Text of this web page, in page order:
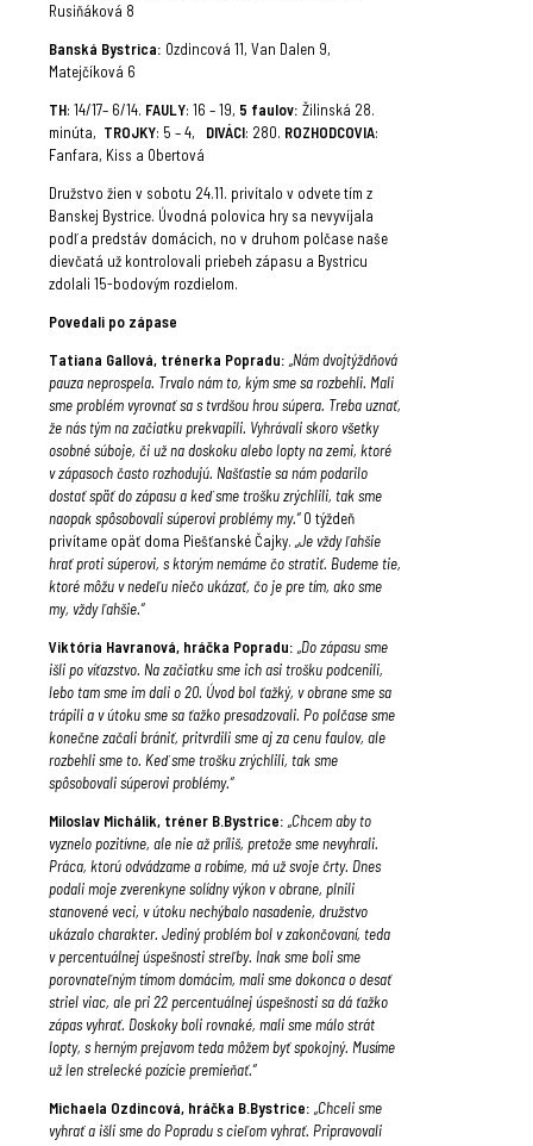
Rusiňáková 8
Banská Bystrica: Ozdincová 11, Van Dalen 9,
Matejčíková 6
TH: 14/17– 6/14. FAULY: 16 – 19, 5 faulov: Žilinská 28.
minúta, TROJKY: 5 – 4, DIVÁCI: 280. ROZHODCOVIA:
Fanfara, Kiss a Obertová
Družstvo žien v sobotu 24.11. privítalo v odvete tím z
Banskej Bystrice. Úvodná polovica hry sa nevyvíjala
podľa predstáv domácich, no v druhom polčase naše
dievčatá už kontrolovali priebeh zápasu a Bystricu
zdolali 15-bodovým rozdielom.
Povedali po zápase
Tatiana Gallová, trénerka Popradu: „Nám dvojtýždňová
pauza neprospela. Trvalo nám to, kým sme sa rozbehli. Mali
sme problém vyrovnať sa s tvrdšou hrou súpera. Treba uznať,
že nás tým na začiatku prekvapili. Vyhrávali skoro všetky
osobné súboje, či už na doskoku alebo lopty na zemi, ktoré
v zápasoch často rozhodujú. Našťastie sa nám podarilo
dostať späť do zápasu a keď sme trošku zrýchlili, tak sme
naopak spôsobovali súperovi problémy my.“O týždeň
privítame opäť doma Piešťanské Čajky. „Je vždy ľahšie
hrať proti súperovi, s ktorým nemáme čo stratiť. Budeme tie,
ktoré môžu v nedeľu niečo ukázať, čo je pre tím, ako sme
my, vždy ľahšie.“
Viktória Havranová, hráčka Popradu: „Do zápasu sme
išli po víťazstvo. Na začiatku sme ich asi trošku podcenili,
lebo tam sme im dali o 20. Úvod bol ťažký, v obrane sme sa
trápili a v útoku sme sa ťažko presadzovali. Po polčase sme
konečne začali brániť, pritvrdili sme aj za cenu faulov, ale
rozbehli sme to. Keď sme trošku zrýchlili, tak sme
spôsobovali súperovi problémy.“
Miloslav Michálik, tréner B.Bystrice: „Chcem aby to
vyznelo pozitívne, ale nie až príliš, pretože sme nevyhrali.
Práca, ktorú odvádzame a robíme, má už svoje črty. Dnes
podali moje zverenkyne solídny výkon v obrane, plnili
stanovené veci, v útoku nechýbalo nasadenie, družstvo
ukázalo charakter. Jediný problém bol v zakončovaní, teda
v percentuálnej úspešnosti streľby. Inak sme boli sme
porovnateľným tímom domácim, mali sme dokonca o desať
striel viac, ale pri 22 percentuálnej úspešnosti sa dá ťažko
zápas vyhrať. Doskoky boli rovnaké, mali sme málo strát
lopty, s herným prejavom teda môžem byť spokojný. Musíme
už len strelecké pozície premieňať.“
Michaela Ozdincová, hráčka B.Bystrice: „Chceli sme
vyhrať a išli sme do Popradu s cieľom vyhrať. Pripravovali